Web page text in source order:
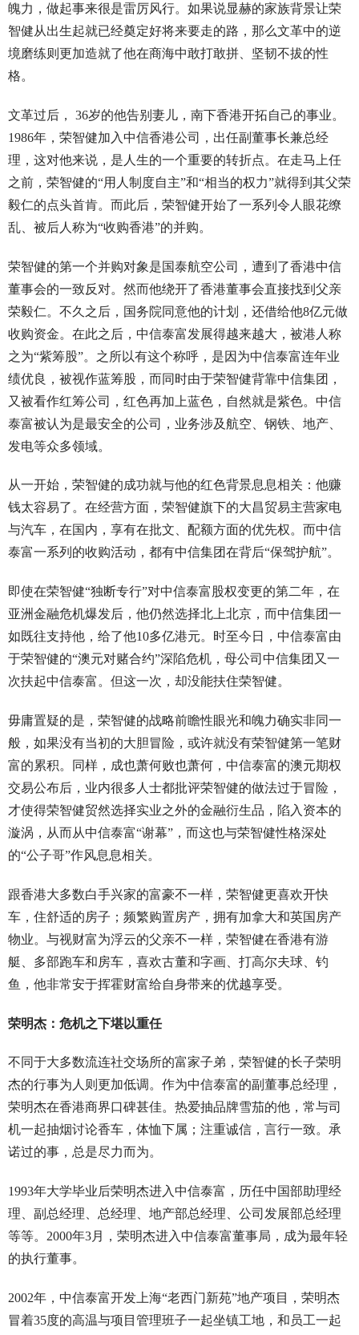
魄力，做起事来很是雷厉风行。如果说显赫的家族背景让荣
智健从出生起就已经奠定好将来要走的路，那么文革中的逆
境磨练则更加造就了他在商海中敢打敢拼、坚韧不拔的性
格。
文革过后， 36岁的他告别妻儿，南下香港开拓自己的事业。
1986年，荣智健加入中信香港公司，出任副董事长兼总经
理，这对他来说，是人生的一个重要的转折点。在走马上任
之前，荣智健的“用人制度自主”和“相当的权力”就得到其父荣
毅仁的点头首肯。而此后，荣智健开始了一系列令人眼花缭
乱、被后人称为“收购香港”的并购。
荣智健的第一个并购对象是国泰航空公司，遭到了香港中信
董事会的一致反对。然而他绕开了香港董事会直接找到父亲
荣毅仁。不久之后，国务院同意他的计划，还借给他8亿元做
收购资金。在此之后，中信泰富发展得越来越大，被港人称
之为“紫筹股”。之所以有这个称呼，是因为中信泰富连年业
绩优良，被视作蓝筹股，而同时由于荣智健背靠中信集团，
又被看作红筹公司，红色再加上蓝色，自然就是紫色。中信
泰富被认为是最安全的公司，业务涉及航空、钢铁、地产、
发电等众多领域。
从一开始，荣智健的成功就与他的红色背景息息相关：他赚
钱太容易了。在经营方面，荣智健旗下的大昌贸易主营家电
与汽车，在国内，享有在批文、配额方面的优先权。而中信
泰富一系列的收购活动，都有中信集团在背后“保驾护航”。
即使在荣智健“独断专行”对中信泰富股权变更的第二年，在
亚洲金融危机爆发后，他仍然选择北上北京，而中信集团一
如既往支持他，给了他10多亿港元。时至今日，中信泰富由
于荣智健的“澳元对赌合约”深陷危机，母公司中信集团又一
次扶起中信泰富。但这一次，却没能扶住荣智健。
毋庸置疑的是，荣智健的战略前瞻性眼光和魄力确实非同一
般，如果没有当初的大胆冒险，或许就没有荣智健第一笔财
富的累积。同样，成也萧何败也萧何，中信泰富的澳元期权
交易公布后，业内很多人士都批评荣智健的做法过于冒险，
才使得荣智健贸然选择实业之外的金融衍生品，陷入资本的
漩涡，从而从中信泰富“谢幕”，而这也与荣智健性格深处
的“公子哥”作风息息相关。
跟香港大多数白手兴家的富豪不一样，荣智健更喜欢开快
车，住舒适的房子；频繁购置房产，拥有加拿大和英国房产
物业。与视财富为浮云的父亲不一样，荣智健在香港有游
艇、多部跑车和房车，喜欢古董和字画、打高尔夫球、钓
鱼，他非常安于挥霍财富给自身带来的优越享受。
荣明杰：危机之下堪以重任
不同于大多数流连社交场所的富家子弟，荣智健的长子荣明
杰的行事为人则更加低调。作为中信泰富的副董事总经理，
荣明杰在香港商界口碑甚佳。热爱抽品牌雪茄的他，常与司
机一起抽烟讨论香车，体恤下属；注重诚信，言行一致。承
诺过的事，总是尽力而为。
1993年大学毕业后荣明杰进入中信泰富，历任中国部助理经
理、副总经理、总经理、地产部总经理、公司发展部总经理
等等。2000年3月，荣明杰进入中信泰富董事局，成为最年轻
的执行董事。
2002年，中信泰富开发上海“老西门新苑”地产项目，荣明杰
冒着35度的高温与项目管理班子一起坐镇工地，和员工一起